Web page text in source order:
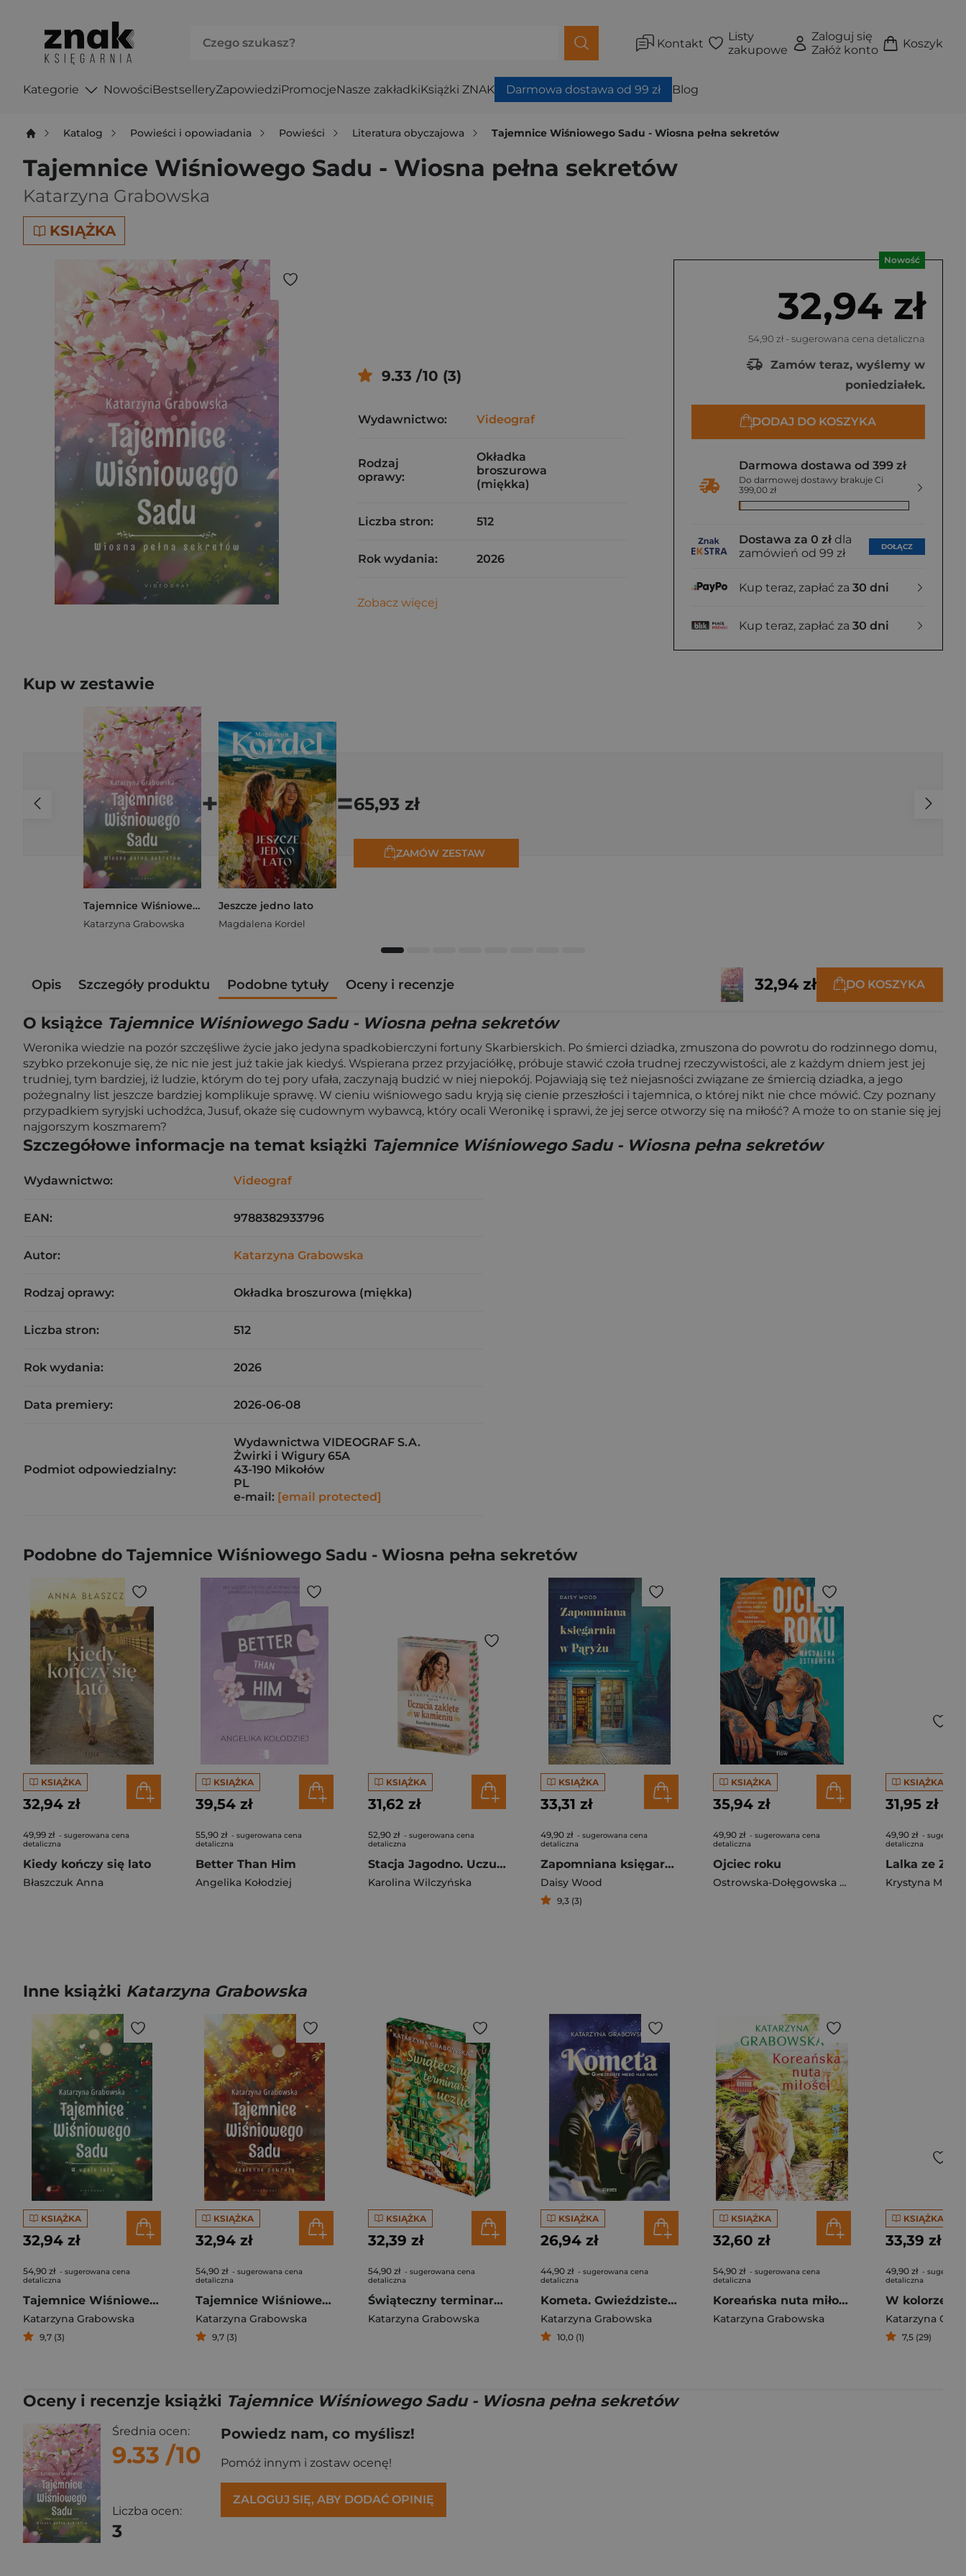
Kontakt
Listy
zakupowe
Zaloguj się
Załóż konto
Koszyk
Kategorie NowościBestselleryZapowiedziPromocjeNasze zakładkiKsiążki ZNAK Darmowa dostawa od 99 zł Blog
Katalog Powieści i opowiadania Powieści Literatura obyczajowa Tajemnice Wiśniowego Sadu - Wiosna pełna sekretów
Tajemnice Wiśniowego Sadu - Wiosna pełna sekretów
Katarzyna Grabowska
KSIĄŻKA
Nowość
32,94 zł
54,90 zł - sugerowana cena detaliczna
Zamów teraz, wyślemy w
poniedziałek.
DODAJ DO KOSZYKA
Darmowa dostawa od 399 zł
Do darmowej dostawy brakuje Ci
399,00 zł
Dostawa za 0 zł dla
zamówień od 99 zł
DOŁĄCZ
Kup teraz, zapłać za 30 dni
Kup teraz, zapłać za 30 dni
9.33 /10 (3)
Wydawnictwo: Videograf
Rodzaj
oprawy:
Okładka
broszurowa
(miękka)
Liczba stron: 512
Rok wydania: 2026
Zobacz więcej
Kup w zestawie
Tajemnice Wiśniowego Sadu - Wiosna pełna sekretów
Katarzyna Grabowska
+
Jeszcze jedno lato
Magdalena Kordel
=65,93 zł
ZAMÓW ZESTAW
Opis Szczegóły produktu Podobne tytuły Oceny i recenzje 32,94 zł DO KOSZYKA
O książce Tajemnice Wiśniowego Sadu - Wiosna pełna sekretów
Weronika wiedzie na pozór szczęśliwe życie jako jedyna spadkobierczyni fortuny Skarbierskich. Po śmierci dziadka, zmuszona do powrotu do rodzinnego domu,
szybko przekonuje się, że nic nie jest już takie jak kiedyś. Wspierana przez przyjaciółkę, próbuje stawić czoła trudnej rzeczywistości, ale z każdym dniem jest jej
trudniej, tym bardziej, iż ludzie, którym do tej pory ufała, zaczynają budzić w niej niepokój. Pojawiają się też niejasności związane ze śmiercią dziadka, a jego
pożegnalny list jeszcze bardziej komplikuje sprawę. W cieniu wiśniowego sadu kryją się cienie przeszłości i tajemnica, o której nikt nie chce mówić. Czy poznany
przypadkiem syryjski uchodźca, Jusuf, okaże się cudownym wybawcą, który ocali Weronikę i sprawi, że jej serce otworzy się na miłość? A może to on stanie się jej
najgorszym koszmarem?
Szczegółowe informacje na temat książki Tajemnice Wiśniowego Sadu - Wiosna pełna sekretów
Wydawnictwo: Videograf
EAN: 9788382933796
Autor: Katarzyna Grabowska
Rodzaj oprawy: Okładka broszurowa (miękka)
Liczba stron: 512
Rok wydania: 2026
Data premiery: 2026-06-08
Podmiot odpowiedzialny:
Wydawnictwa VIDEOGRAF S.A.
Żwirki i Wigury 65A
43-190 Mikołów
PL
e-mail: [email protected]
Podobne do Tajemnice Wiśniowego Sadu - Wiosna pełna sekretów
KSIĄŻKA
32,94 zł
49,99 zł - sugerowana cena
detaliczna
Kiedy kończy się lato
Błaszczuk Anna
KSIĄŻKA
39,54 zł
55,90 zł - sugerowana cena
detaliczna
Better Than Him
Angelika Kołodziej
KSIĄŻKA
31,62 zł
52,90 zł - sugerowana cena
detaliczna
Stacja Jagodno. Uczucia zaklęte w kamieniu (ilustrowane brzegi)
Karolina Wilczyńska
KSIĄŻKA
33,31 zł
49,90 zł - sugerowana cena
detaliczna
Zapomniana księgarnia w Paryżu
Daisy Wood
9,3 (3)
KSIĄŻKA
35,94 zł
49,90 zł - sugerowana cena
detaliczna
Ojciec roku
Ostrowska-Dołęgowska Magdalena
KSIĄŻKA
31,95 zł
49,90 zł -
detaliczna
Krystyna Mirek
Inne książki Katarzyna Grabowska
KSIĄŻKA
32,94 zł
54,90 zł - sugerowana cena
detaliczna
Tajemnice Wiśniowego Sadu - W upale lata
Katarzyna Grabowska
9,7 (3)
KSIĄŻKA
32,94 zł
54,90 zł - sugerowana cena
detaliczna
Tajemnice Wiśniowego Sadu - Jesienne powroty
Katarzyna Grabowska
9,7 (3)
KSIĄŻKA
32,39 zł
54,90 zł - sugerowana cena
detaliczna
Świąteczny terminarz uczuć (ilustrowane brzegi)
Katarzyna Grabowska
KSIĄŻKA
26,94 zł
44,90 zł - sugerowana cena
detaliczna
Kometa. Gwieździste niebo nad nami. 2
Katarzyna Grabowska
10,0 (1)
KSIĄŻKA
32,60 zł
54,90 zł - sugerowana cena
detaliczna
Koreańska nuta miłości (ilustrowane brzegi)
Katarzyna Grabowska
KSIĄŻKA
33,39 zł
49,90 zł -
detaliczna
Katarzyna
7,5 (29)
Oceny i recenzje książki Tajemnice Wiśniowego Sadu - Wiosna pełna sekretów
Średnia ocen:
9.33 /10
Liczba ocen:
3
Powiedz nam, co myślisz!
Pomóż innym i zostaw ocenę!
ZALOGUJ SIĘ, ABY DODAĆ OPINIĘ